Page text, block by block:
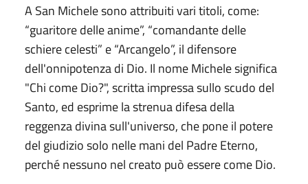
A San Michele sono attribuiti vari titoli, come:
“guaritore delle anime”, “comandante delle
schiere celesti” e “Arcangelo”, il difensore
dell'onnipotenza di Dio. Il nome Michele significa
"Chi come Dio?", scritta impressa sullo scudo del
Santo, ed esprime la strenua difesa della
reggenza divina sull'universo, che pone il potere
del giudizio solo nelle mani del Padre Eterno,
perché nessuno nel creato può essere come Dio.